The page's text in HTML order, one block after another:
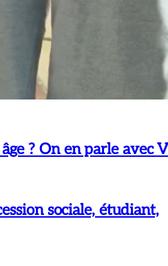
? On en parle avec
sociale, étudiant,